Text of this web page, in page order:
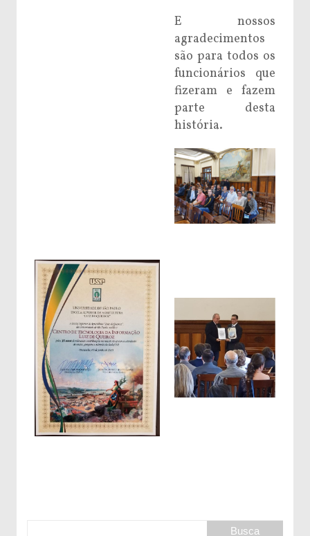
E nossos
agradecimentos
são para todos os
funcionários que
fizeram e fazem
parte desta
história.